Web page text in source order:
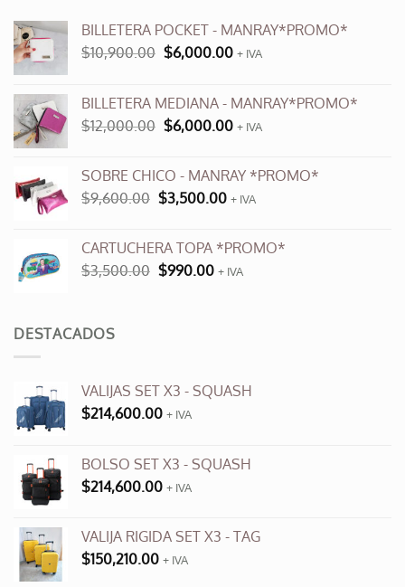
BILLETERA POCKET - MANRAY*PROMO*
$10,900.00 El
era:
$10,900.00.
$6,000.00El
es:
$6,000.00.
+ IVA
BILLETERA MEDIANA - MANRAY*PROMO*
$12,000.00 El
era:
$12,000.00.
$6,000.00El
es:
$6,000.00.
+ IVA
SOBRE CHICO - MANRAY *PROMO*
$9,600.00 El
era:
$9,600.00.
$3,500.00El
es:
$3,500.00.
+ IVA
CARTUCHERA TOPA *PROMO*
$3,500.00 El
$990.00El+ IVA
DESTACADOS
VALIJAS SET X3 - SQUASH
$214,600.00 + IVA
BOLSO SET X3 - SQUASH
$214,600.00 + IVA
VALIJA RIGIDA SET X3 - TAG
$150,210.00 + IVA